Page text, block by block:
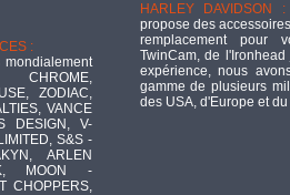
:
ZODIAC,
VANCE
DESIGN, V-
S&S -
ARLEN
MOON -
CHOPPERS,
HARLEY DAVIDSON :
propose des
remplacement pour
TwinCam, de
expérience, nous
gamme de plusieurs
des USA, d'Europe et